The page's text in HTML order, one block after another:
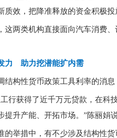
质效，把降准释放的资金积极
这两类机构直接面向汽车消费
力 助力挖潜能扩内需
结构性货币政策工具利率的消
行获得了近千万元贷款，在科
提升产能、开拓市场。”陈丽娟
的举措中，有不少涉及结构性